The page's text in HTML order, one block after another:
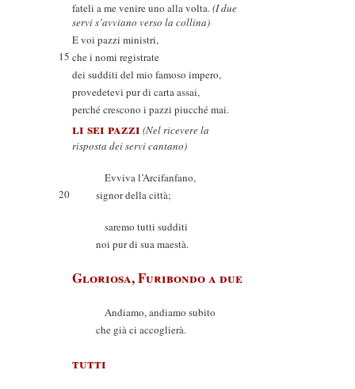
fateli a me venire uno alla volta.(I due
servi s’avviano verso la collina)
E voi pazzi ministri,
15 che i nomi registrate
dei sudditi del mio famoso impero,
provedetevi pur di carta assai,
perché crescono i pazzi piucché mai.
li sei pazzi (Nel ricevere la
risposta dei servi cantano)
Evviva l’Arcifanfano,
20
signor della città;
saremo tutti sudditi
noi pur di sua maestà.
Gloriosa, Furibondo a due
Andiamo, andiamo subito
che già ci accoglierà.
tutti